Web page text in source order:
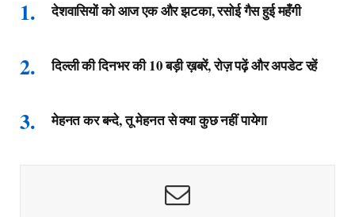
देशवासियों को आज एक और झटका, रसोई गैस हुई महँगी
दिल्ली की दिनभर की 10 बड़ी ख़बरें, रोज़ पढ़ें और अपडेट रहें
मेहनत कर बन्दे, तू मेहनत से क्या कुछ नहीं पायेगा